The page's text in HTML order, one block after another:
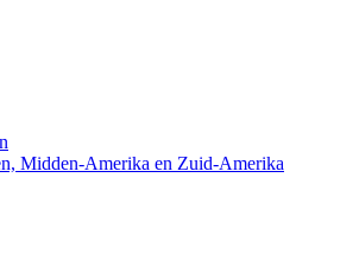
Midden-Amerika en Zuid-Amerika